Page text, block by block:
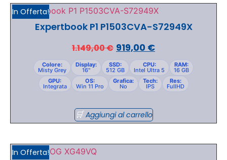
In Offerta!
Expertbook P1 P1503CVA-S72949X
1.149,00€ 919,00 €
Colore:
Misty Grey
Display:
16"
SSD:
512 GB
CPU:
Intel Ultra 5
RAM:
16 GB
GPU:
Integrata
OS:
Win 11 Pro
Grafica:
No
Tech:
IPS
Res:
FullHD
Aggiungi al carrello
In Offerta!